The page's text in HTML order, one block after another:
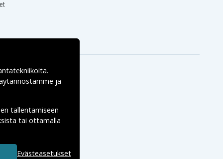
ja
tallentamiseen
tai ottamalla
Evästeasetukset